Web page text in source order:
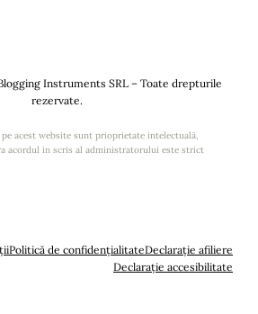
Instruments SRL – Toate drepturile
rezervate.
acest website sunt prioprietate intelectuală,
acordul in scris al administratorului este strict
Politică de confidențialitateDeclarație afiliere
Declarație accesibilitate